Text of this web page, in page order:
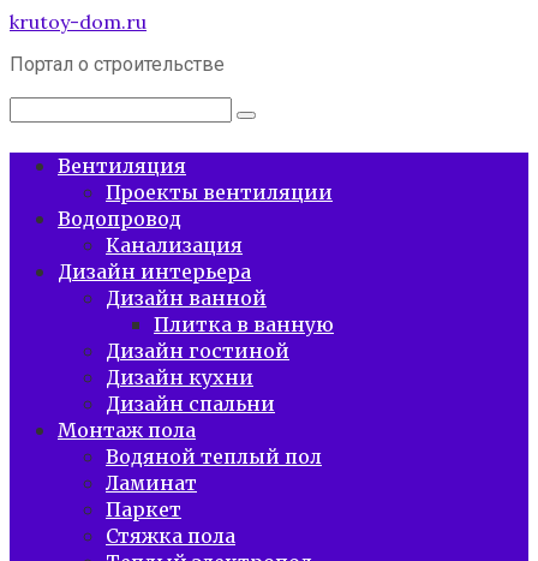
Перейти
контенту
krutoy-dom.ru
Портал о строительстве
Поиск:
Вентиляция
Проекты вентиляции
Водопровод
Канализация
Дизайн интерьера
Дизайн ванной
Плитка в ванную
Дизайн гостиной
Дизайн кухни
Дизайн спальни
Монтаж пола
Водяной теплый пол
Ламинат
Паркет
Стяжка пола